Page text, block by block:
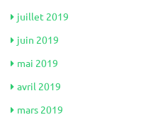
juillet 2019
juin 2019
mai 2019
avril 2019
mars 2019